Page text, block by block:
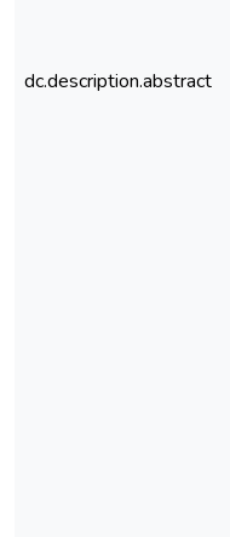
dc.description.abstract